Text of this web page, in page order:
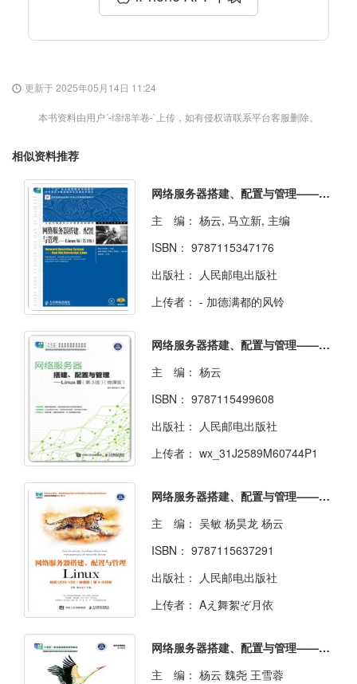
更新于 2025年05月14日 11:24
本书资料由用户´-绵绵羊卷-`上传，如有侵权请联系平台客服删除。
相似资料推荐
网络服务器搭建、配置与管理——Linux版（第2版）
主 编： 杨云, 马立新, 主编
ISBN： 9787115347176
出版社： 人民邮电出版社
上传者： - 加德满都的风铃
网络服务器搭建、配置与管理——Linux版（第3版）（微课版）
主 编： 杨云
ISBN： 9787115499608
出版社： 人民邮电出版社
上传者： wx_31J2589M60744P1
网络服务器搭建、配置与管理——Linux（统信UOS V20）（微课版）
主 编： 吴敏 杨昊龙 杨云
ISBN： 9787115637291
出版社： 人民邮电出版社
上传者： Aえ舞絮ぞ月依
网络服务器搭建、配置与管理——Linux（RHEL 8 CentOS 8）（微课版）（第4版）
主 编： 杨云 魏尧 王雪蓉